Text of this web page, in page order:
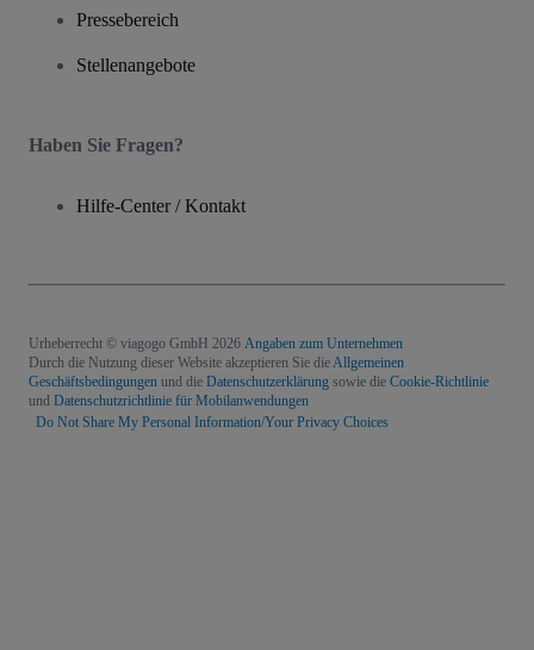
Pressebereich
Stellenangebote
Haben Sie Fragen?
Hilfe-Center / Kontakt
Urheberrecht © viagogo GmbH 2026 Angaben zum Unternehmen
Durch die Nutzung dieser Website akzeptieren Sie dieAllgemeinen
Geschäftsbedingungen und die Datenschutzerklärung sowie die Cookie-Richtlinie
und Datenschutzrichtlinie für Mobilanwendungen
Do Not Share My Personal Information/Your Privacy Choices